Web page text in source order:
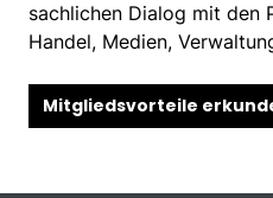
sachlichen Dialog mit den
Handel, Medien,
Mitgliedsvorteile